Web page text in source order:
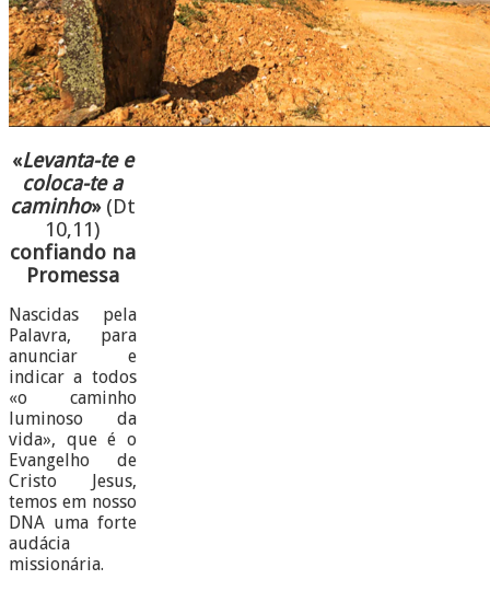
«Levanta-te e
coloca-te a
caminho»(Dt
10,11)
confiando na
Promessa
Nascidas pela
Palavra, para
anunciar e
indicar a todos
«o caminho
luminoso da
vida», que é o
Evangelho de
Cristo Jesus,
temos em nosso
DNA uma forte
audácia
missionária.